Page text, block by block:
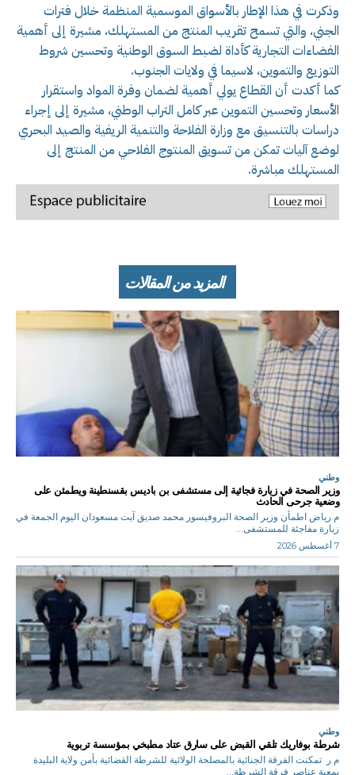
وذكرت في هذا الإطار بالأسواق الموسمية المنظمة خلال فترات
الجني، والتي تسمح تقريب المنتج من المستهلك، مشيرة إلى أهمية
الفضاءات التجارية كأداة لضبط السوق الوطنية وتحسين شروط
التوزيع والتموين، لاسيما في ولايات الجنوب.
كما أكدت أن القطاع يولي أهمية لضمان وفرة المواد واستقرار
الأسعار وتحسين التموين عبر كامل التراب الوطني، مشيرة إلى إجراء
دراسات بالتنسيق مع وزارة الفلاحة والتنمية الريفية والصيد البحري
لوضع آليات تمكن من تسويق المنتوج الفلاحي من المنتج إلى
المستهلك مباشرة.
المزيد من المقالات
وطني
وزير الصحة في زيارة فجائية إلى مستشفى بن باديس بقسنطينة ويطمئن على
وضعية جرحى الحادث
م.رياض اطمأن وزير الصحة البروفيسور محمد صديق آيت مسعودان اليوم الجمعة في
زيارة مفاجئة للمستشفى...
7 أغسطس 2026
وطني
شرطة بوفاريك تلقي القبض على سارق عتاد مطبخي بمؤسسة تربوية
م.ر تمكنت الفرقة الجنائية بالمصلحة الولائية للشرطة القضائية بأمن ولاية البليدة
بمعية عناصر فرقة الشرطة...